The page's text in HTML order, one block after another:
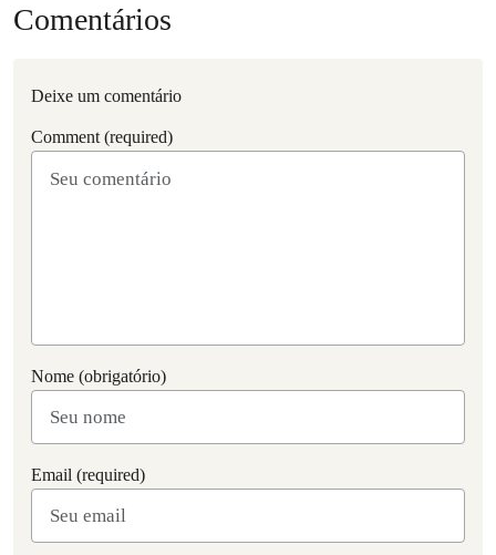
Comentários
Deixe um comentário
Comment (required)
Nome (obrigatório)
Email (required)